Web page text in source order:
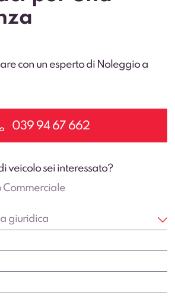
con un esperto di Noleggio a
039 94 67 662
veicolo sei interessato?